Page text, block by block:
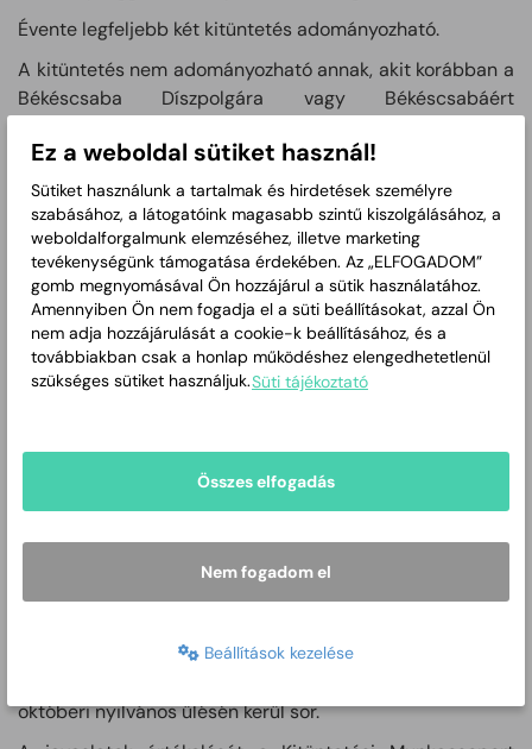
Évente legfeljebb két kitüntetés adományozható.
A kitüntetés nem adományozható annak, akit korábban a
Békéscsaba Díszpolgára vagy Békéscsabáért
A kitüntetés adományozására javaslatot tehetnek:
a polgármester,
az alpolgármesterek,
az önkormányzati képviselők,
a jegyző,
a város területén működő helyi nemzetiségi önkormányzatok.
a Közgyűlés valamennyi bizottságának és településrészi
önkormányzatának nem képviselő tagja,
a városban működő egyházak,
a Békéscsabán székhellyel vagy telephellyel rendelkező –
bíróság nyilvántartásba vett – civil szervezetek.
A javaslattételi felhívás Békéscsaba Megyei Jogú Város
honlapján és a Csabai Mérlegben jelenik meg.
A javaslatok minden év május 31. napjáig nyújthatók be.
októberi nyilvános ülésén kerül sor.
Ez a weboldal sütiket használ!
Sütiket használunk a tartalmak és hirdetések személyre
szabásához, a látogatóink magasabb szintű kiszolgálásához, a
weboldalforgalmunk elemzéséhez, illetve marketing
tevékenységünk támogatása érdekében. Az „ELFOGADOM”
gomb megnyomásával Ön hozzájárul a sütik használatához.
Amennyiben Ön nem fogadja el a süti beállításokat, azzal Ön
nem adja hozzájárulását a cookie-k beállításához, és a
továbbiakban csak a honlap működéshez elengedhetetlenül
szükséges sütiket használjuk.Süti tájékoztató
Összes elfogadás
Nem fogadom el
Beállítások kezelése